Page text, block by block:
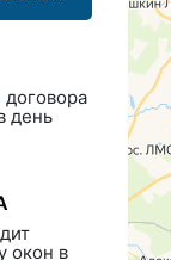
день
окон в